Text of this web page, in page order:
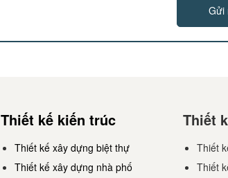
Thiết kế kiến trúc
Thiết kế xây dựng biệt thự
Thiết kế xây dựng nhà phố
Thiết
Thiết
Thiết